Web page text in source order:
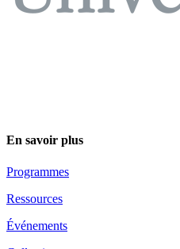
En savoir plus
Programmes
Ressources
Événements